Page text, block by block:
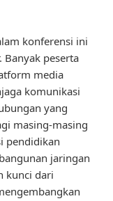
konferensi ini
Banyak peserta
media
komunikasi
yang
masing-masing
pendidikan
jaringan
kunci dari